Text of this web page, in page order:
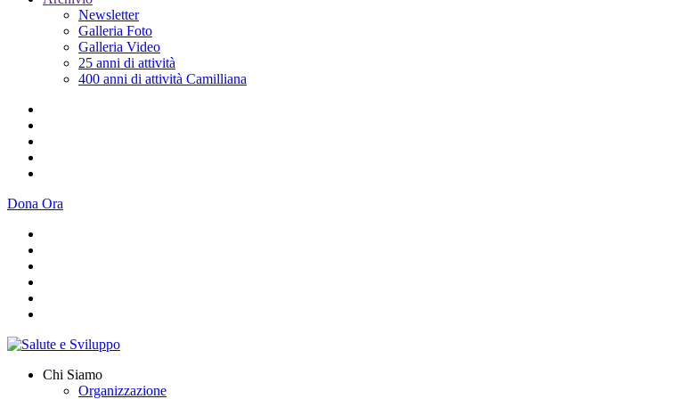
Newsletter
Galleria Foto
Galleria Video
25 anni di attività
400 anni di attività Camilliana
Dona Ora
Chi Siamo
Organizzazione